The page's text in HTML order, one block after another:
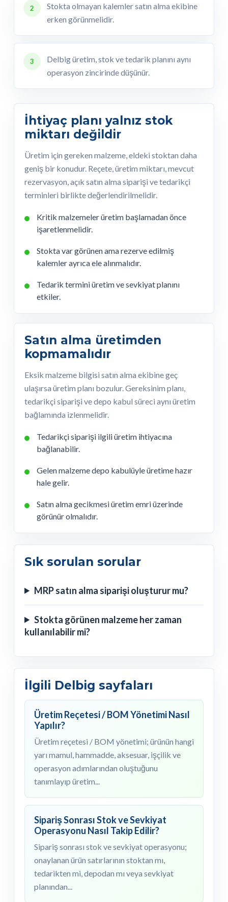
2
Stokta olmayan kalemler satın alma ekibine
erken görünmelidir.
3
Delbig üretim, stok ve tedarik planını aynı
operasyon zincirinde düşünür.
İhtiyaç planı yalnız stok
miktarı değildir
Üretim için gereken malzeme, eldeki stoktan daha
geniş bir konudur. Reçete, üretim miktarı, mevcut
rezervasyon, açık satın alma siparişi ve tedarikçi
terminleri birlikte değerlendirilmelidir.
Kritik malzemeler üretim başlamadan önce
işaretlenmelidir.
Stokta var görünen ama rezerve edilmiş
kalemler ayrıca ele alınmalıdır.
Tedarik termini üretim ve sevkiyat planını
etkiler.
Satın alma üretimden
kopmamalıdır
Eksik malzeme bilgisi satın alma ekibine geç
ulaşırsa üretim planı bozulur. Gereksinim planı,
tedarikçi siparişi ve depo kabul süreci aynı üretim
bağlamında izlenmelidir.
Tedarikçi siparişi ilgili üretim ihtiyacına
bağlanabilir.
Gelen malzeme depo kabulüyle üretime hazır
hale gelir.
Satın alma gecikmesi üretim emri üzerinde
görünür olmalıdır.
Sık sorulan sorular
MRP satın alma siparişi oluşturur mu?
Stokta görünen malzeme her zaman
kullanılabilir mi?
İlgili Delbig sayfaları
Üretim Reçetesi / BOM Yönetimi Nasıl
Yapılır?
Üretim reçetesi / BOM yönetimi; ürünün hangi
yarı mamul, hammadde, aksesuar, işçilik ve
operasyon adımlarından oluştuğunu
tanımlayıp üretim...
Sipariş Sonrası Stok ve Sevkiyat
Operasyonu Nasıl Takip Edilir?
Sipariş sonrası stok ve sevkiyat operasyonu;
onaylanan ürün satırlarının stoktan mı,
tedarikten mi, depodan mı veya sevkiyat
planından...